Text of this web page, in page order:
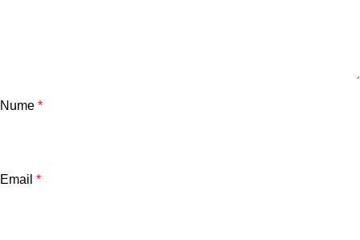
Nume *
Email *